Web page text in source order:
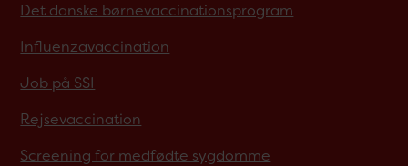
Det danske børnevaccinationsprogram
Influenzavaccination
Job på SSI
Rejsevaccination
Screening for medfødte sygdomme